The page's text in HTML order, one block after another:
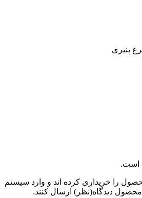
پنیری
است.
را خریداری کرده اند و وارد سیستم
محصول دیدگاه(نظر) ارسال کنند.